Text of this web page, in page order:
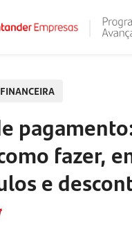
fazer,
e